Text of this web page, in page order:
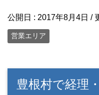
公開日 : 2017年8月4日 /
営業エリア
豊根村で経理